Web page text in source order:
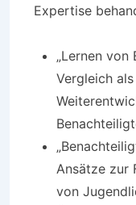
Expertise
„Lernen von
Vergleich
Ansätze zur
von